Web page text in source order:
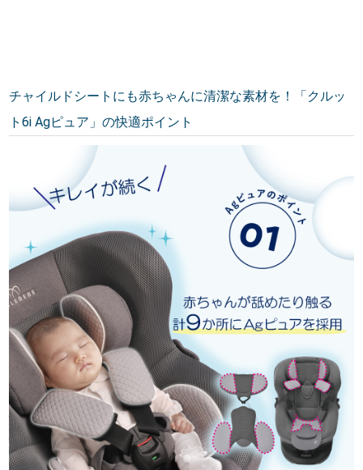
チャイルドシートにも赤ちゃんに清潔な素材を！「クルッ
ト6i Agピュア」の快適ポイント